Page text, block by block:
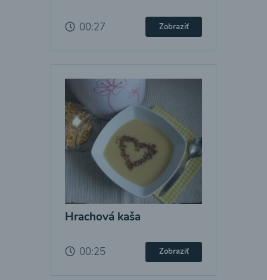
00:27 Zobraziť
Hrachová kaša
00:25 Zobraziť